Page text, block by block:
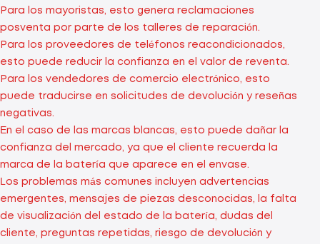
Para los mayoristas, esto genera reclamaciones
posventa por parte de los talleres de reparación.
Para los proveedores de teléfonos reacondicionados,
esto puede reducir la confianza en el valor de reventa.
Para los vendedores de comercio electrónico, esto
puede traducirse en solicitudes de devolución y reseñas
negativas.
En el caso de las marcas blancas, esto puede dañar la
confianza del mercado, ya que el cliente recuerda la
marca de la batería que aparece en el envase.
Los problemas más comunes incluyen advertencias
emergentes, mensajes de piezas desconocidas, la falta
de visualización del estado de la batería, dudas del
cliente, preguntas repetidas, riesgo de devolución y